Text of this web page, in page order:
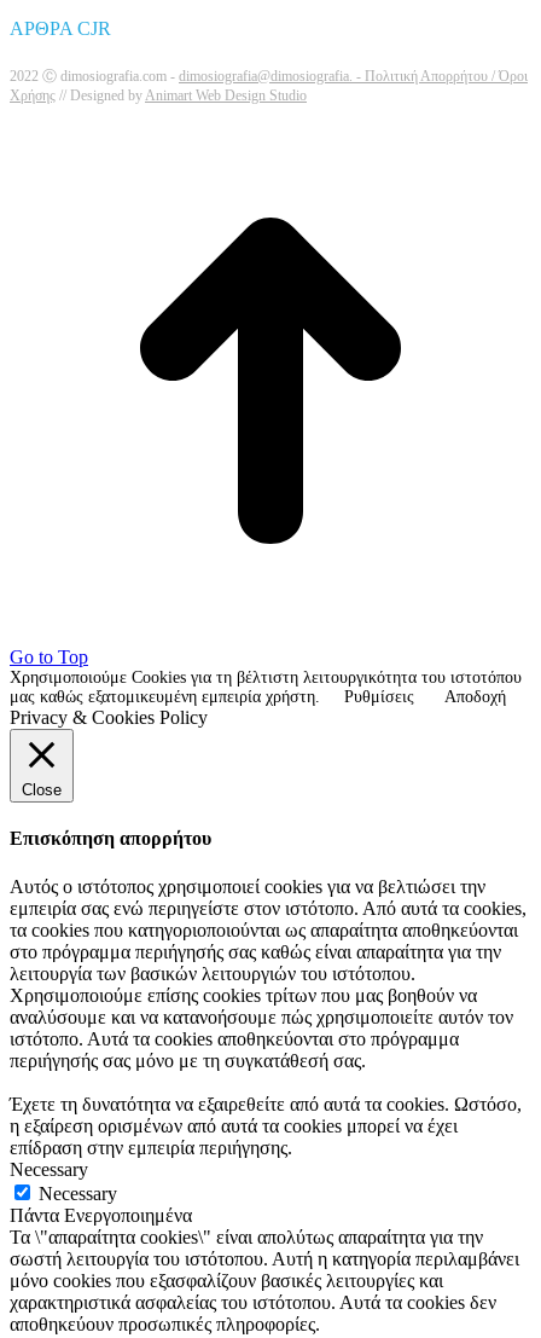
ΑΡΘΡΑ CJR
2022 Ⓒ dimosiografia.com - dimosiografia@dimosiografia. - Πολιτική Απορρήτου / Όροι
Χρήσης // Designed byAnimart Web Design Studio
Go to Top
Χρησιμοποιούμε Cookies για τη βέλτιστη λειτουργικότητα του ιστοτόπου
μας καθώς εξατομικευμένη εμπειρία χρήστη.
Ρυθμίσεις Αποδοχή
Privacy & Cookies Policy
Close
Επισκόπηση απορρήτου
Αυτός ο ιστότοπος χρησιμοποιεί cookies για να βελτιώσει την
εμπειρία σας ενώ περιηγείστε στον ιστότοπο. Από αυτά τα cookies,
τα cookies που κατηγοριοποιούνται ως απαραίτητα αποθηκεύονται
στο πρόγραμμα περιήγησής σας καθώς είναι απαραίτητα για την
λειτουργία των βασικών λειτουργιών του ιστότοπου.
Χρησιμοποιούμε επίσης cookies τρίτων που μας βοηθούν να
αναλύσουμε και να κατανοήσουμε πώς χρησιμοποιείτε αυτόν τον
ιστότοπο. Αυτά τα cookies αποθηκεύονται στο πρόγραμμα
περιήγησής σας μόνο με τη συγκατάθεσή σας.
Έχετε τη δυνατότητα να εξαιρεθείτε από αυτά τα cookies. Ωστόσο,
η εξαίρεση ορισμένων από αυτά τα cookies μπορεί να έχει
επίδραση στην εμπειρία περιήγησης.
Necessary
Necessary
Πάντα Ενεργοποιημένα
Τα \"απαραίτητα cookies\" είναι απολύτως απαραίτητα για την
σωστή λειτουργία του ιστότοπου. Αυτή η κατηγορία περιλαμβάνει
μόνο cookies που εξασφαλίζουν βασικές λειτουργίες και
χαρακτηριστικά ασφαλείας του ιστότοπου. Αυτά τα cookies δεν
αποθηκεύουν προσωπικές πληροφορίες.